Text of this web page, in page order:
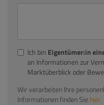
Ich bin Eigentümer:in
an Informationen zur
Marktüberblick oder
Wir verarbeiten Ihre
Informationen finden Siehier.